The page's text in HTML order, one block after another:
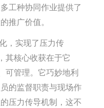
工种协同作业提供了
推广价值。
，实现了压力传
其核心收获在于它
可管理。它巧妙地利
的监督职责与现场作
压力传导机制，这不